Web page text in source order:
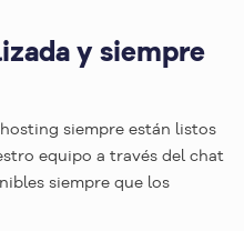
y siempre
siempre están listos
equipo a través del chat
siempre que los